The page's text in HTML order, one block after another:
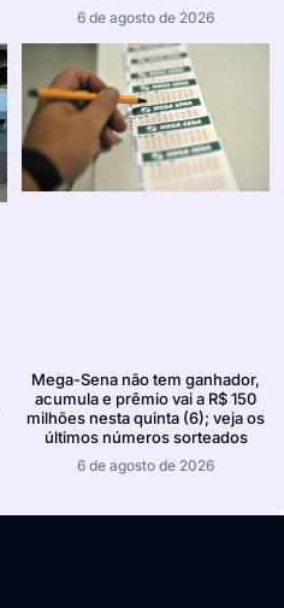
6 de agosto de 2026
Mega-Sena não tem ganhador,
acumula e prêmio vai a R$ 150
milhões nesta quinta (6); veja os
últimos números sorteados
6 de agosto de 2026